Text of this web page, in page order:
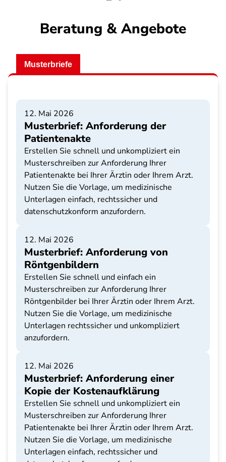
Beratung & Angebote
Musterbriefe
12. Mai 2026
Musterbrief: Anforderung der
Patientenakte
Erstellen Sie schnell und unkompliziert ein
Musterschreiben zur Anforderung Ihrer
Patientenakte bei Ihrer Ärztin oder Ihrem Arzt.
Nutzen Sie die Vorlage, um medizinische
Unterlagen einfach, rechtssicher und
datenschutzkonform anzufordern.
12. Mai 2026
Musterbrief: Anforderung von
Röntgenbildern
Erstellen Sie schnell und einfach ein
Musterschreiben zur Anforderung Ihrer
Röntgenbilder bei Ihrer Ärztin oder Ihrem Arzt.
Nutzen Sie die Vorlage, um medizinische
Unterlagen rechtssicher und unkompliziert
anzufordern.
12. Mai 2026
Musterbrief: Anforderung einer
Kopie der Kostenaufklärung
Erstellen Sie schnell und unkompliziert ein
Musterschreiben zur Anforderung Ihrer
Patientenakte bei Ihrer Ärztin oder Ihrem Arzt.
Nutzen Sie die Vorlage, um medizinische
Unterlagen einfach, rechtssicher und